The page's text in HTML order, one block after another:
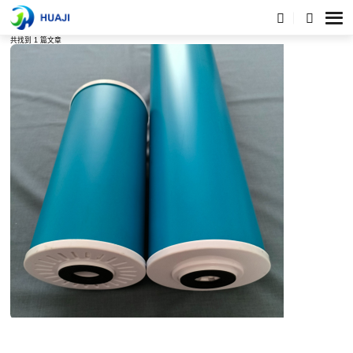
标签列表
共找到 1 篇文章